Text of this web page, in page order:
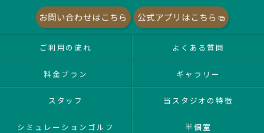
お問い合わせはこちら 公式アプリはこちら
ご利用の流れ よくある質問
料金プラン ギャラリー
スタッフ 当スタジオの特徴
シミュレーションゴルフ 半個室